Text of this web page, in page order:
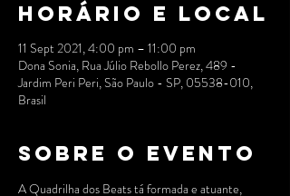
Horário e local
11 Sept 2021, 4:00 pm – 11:00 pm
Dona Sonia, Rua Júlio Rebollo Perez, 489 -
Jardim Peri Peri, São Paulo - SP, 05538-010,
Brasil
Sobre o evento
A Quadrilha dos Beats tá formada e atuante,